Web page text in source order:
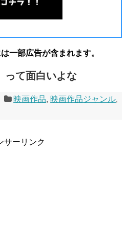
一部広告が含まれます。
って面白いよな
映画作品, 映画作品ジャンル,
サーリンク